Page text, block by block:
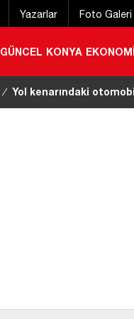
Yazarlar Foto Galeri
GÜNCEL KONYA EKONOMİ
/ Yol kenarındaki